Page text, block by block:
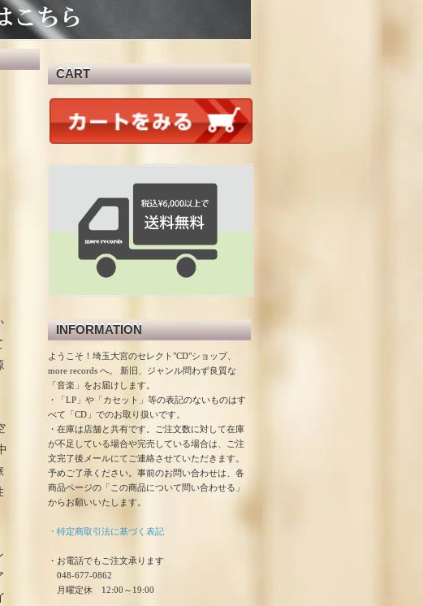
CART
INFORMATION
ようこそ！埼玉大宮のセレクト"CD"ショップ、
more records へ。 新旧、ジャンル問わず良質な
「音楽」をお届けします。
・「LP」や「カセット」等の表記のないものはす
べて「CD」でのお取り扱いです。
・在庫は店舗と共有です。ご注文数に対して在庫
が不足している場合や完売している場合は、ご注
文完了後メールにてご連絡させていただきます。
予めご了承ください。事前のお問い合わせは、各
商品ページの「この商品について問い合わせる」
からお願いいたします。
・特定商取引法に基づく表記
・お電話でもご注文承ります
048-677-0862
月曜定休 12:00～19:00